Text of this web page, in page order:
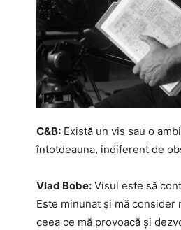
C&B: Există un vis sau o
întotdeauna, indiferent de
Vlad Bobe: Visul este să
Este minunat și mă consider
ceea ce mă provoacă și